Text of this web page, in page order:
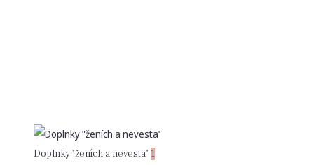
Doplnky "ženích a nevesta" 1